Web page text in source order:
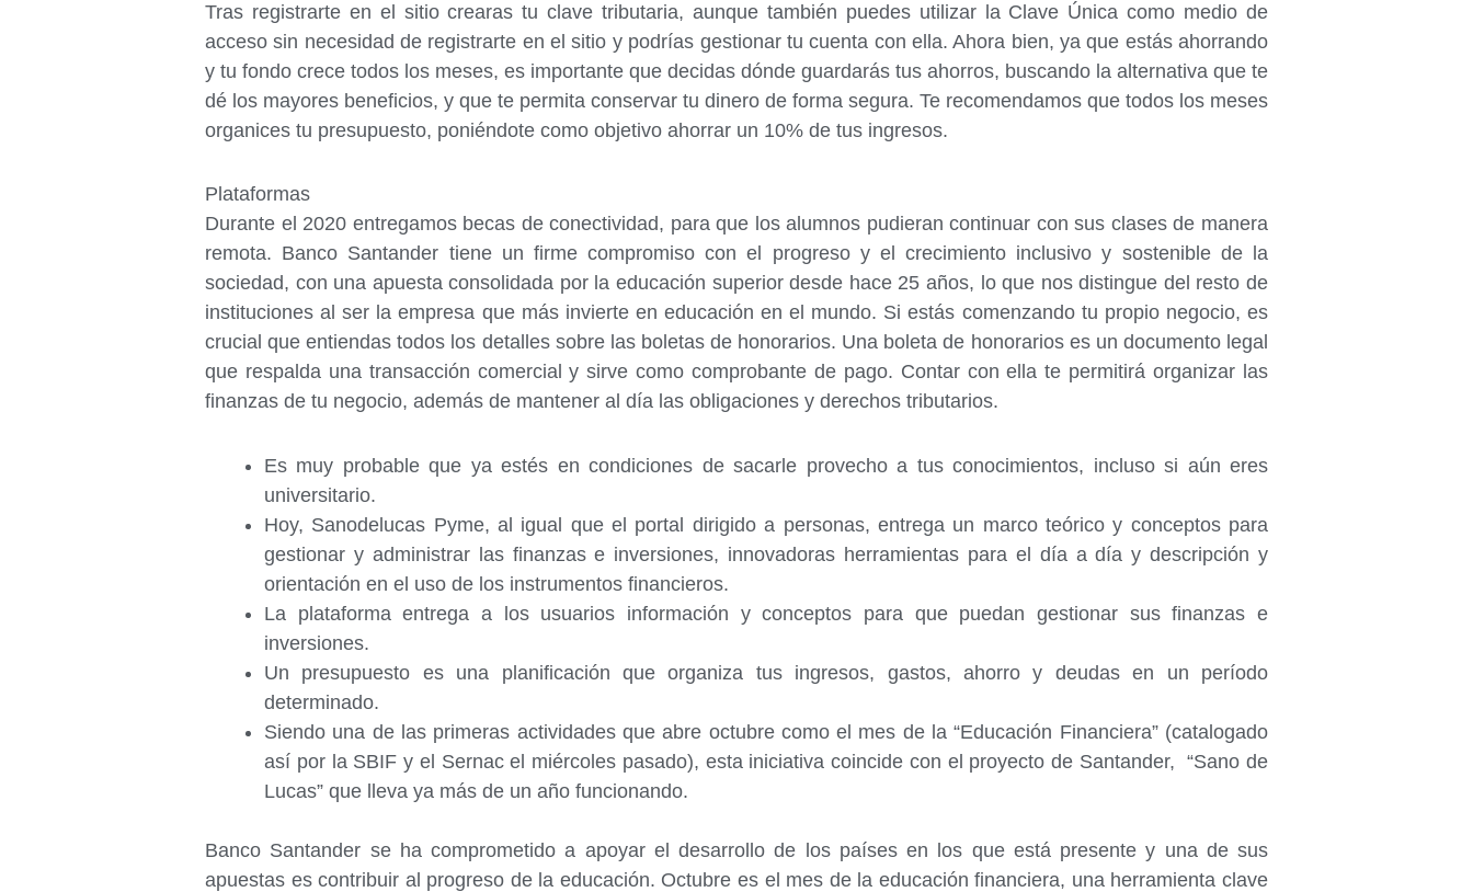
Tras registrarte en el sitio crearas tu clave tributaria, aunque también puedes utilizar la Clave Única como medio de
acceso sin necesidad de registrarte en el sitio y podrías gestionar tu cuenta con ella. Ahora bien, ya que estás ahorrando
y tu fondo crece todos los meses, es importante que decidas dónde guardarás tus ahorros, buscando la alternativa que te
dé los mayores beneficios, y que te permita conservar tu dinero de forma segura. Te recomendamos que todos los meses
organices tu presupuesto, poniéndote como objetivo ahorrar un 10% de tus ingresos.
Plataformas
Durante el 2020 entregamos becas de conectividad, para que los alumnos pudieran continuar con sus clases de manera
remota. Banco Santander tiene un firme compromiso con el progreso y el crecimiento inclusivo y sostenible de la
sociedad, con una apuesta consolidada por la educación superior desde hace 25 años, lo que nos distingue del resto de
instituciones al ser la empresa que más invierte en educación en el mundo. Si estás comenzando tu propio negocio, es
crucial que entiendas todos los detalles sobre las boletas de honorarios. Una boleta de honorarios es un documento legal
que respalda una transacción comercial y sirve como comprobante de pago. Contar con ella te permitirá organizar las
finanzas de tu negocio, además de mantener al día las obligaciones y derechos tributarios.
Es muy probable que ya estés en condiciones de sacarle provecho a tus conocimientos, incluso si aún eres
universitario.
Hoy, Sanodelucas Pyme, al igual que el portal dirigido a personas, entrega un marco teórico y conceptos para
gestionar y administrar las finanzas e inversiones, innovadoras herramientas para el día a día y descripción y
orientación en el uso de los instrumentos financieros.
La plataforma entrega a los usuarios información y conceptos para que puedan gestionar sus finanzas e
inversiones.
Un presupuesto es una planificación que organiza tus ingresos, gastos, ahorro y deudas en un período
determinado.
Siendo una de las primeras actividades que abre octubre como el mes de la “Educación Financiera” (catalogado
así por la SBIF y el Sernac el miércoles pasado), esta iniciativa coincide con el proyecto de Santander, “Sano de
Lucas” que lleva ya más de un año funcionando.
Banco Santander se ha comprometido a apoyar el desarrollo de los países en los que está presente y una de sus
apuestas es contribuir al progreso de la educación. Octubre es el mes de la educación financiera, una herramienta clave